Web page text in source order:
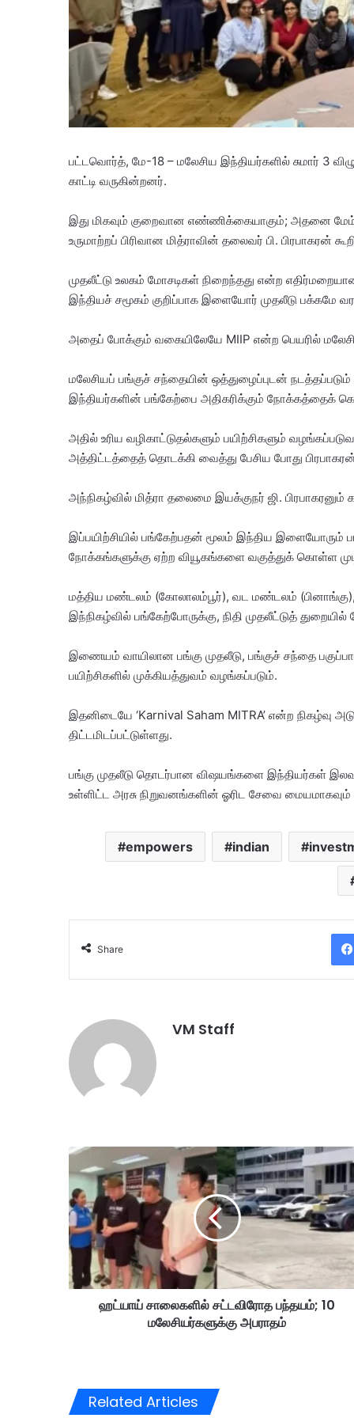
பட்டவொர்த், மே-18 – மலேசிய இந்தியர்களில் சுமார் 3
காட்டி வருகின்றனர்.
இது மிகவும் குறைவான எண்ணிக்கையாகும்; அதனை
உருமாற்றப் பிரிவான மித்ராவின் தலைவர் பி. பிரபாகரன்
முதலீட்டு உலகம் மோசடிகள் நிறைந்தது என்ற
இந்தியச் சமூகம் குறிப்பாக இளையோர் முதலீடு பக்கமே
அதைப் போக்கும் வகையிலேயே MIIP என்ற பெயரில்
மலேசியப் பங்குச் சந்தையின் ஒத்துழைப்புடன் நடத்தப்படும்
இந்தியர்களின் பங்கேற்பை அதிகரிக்கும் நோக்கத்தைக்
அதில் உரிய வழிகாட்டுதல்களும் பயிற்சிகளும்
அத்திட்டத்தைத் தொடக்கி வைத்து பேசிய போது
அந்நிகழ்வில் மித்ரா தலைமை இயக்குநர் ஜி.
இப்பயிற்சியில் பங்கேற்பதன் மூலம் இந்திய இளையோரும்
நோக்கங்களுக்கு ஏற்ற வியூகங்களை வகுத்துக் கொள்ள
மத்திய மண்டலம் (கோலாலம்பூர்), வட மண்டலம்
இந்நிகழ்வில் பங்கேற்போருக்கு, நிதி முதலீட்டுத்
இணையம் வாயிலான பங்கு முதலீடு, பங்குச் சந்தை
பயிற்சிகளில் முக்கியத்துவம் வழங்கப்படும்.
இதனிடையே ‘Karnival Saham MITRA’ என்ற நிகழ்வு
திட்டமிடப்பட்டுள்ளது.
பங்கு முதலீடு தொடர்பான விஷயங்களை இந்தியர்கள்
உள்ளிட்ட அரசு நிறுவனங்களின் ஓரிட சேவை
empowers indian
Share
VM Staff
ஹ
யா
ய்
சா
லை
க
ளி
ல்
ப
ஹட்யாய் சாலைகளில் சட்டவிரோத பந்தயம்; 10
மலேசியர்களுக்கு அபராதம்
Related Articles